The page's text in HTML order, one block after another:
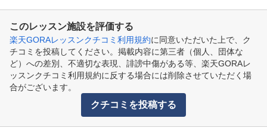
このレッスン施設を評価する
楽天GORAレッスンクチコミ利用規約に同意いただいた上で、ク
チコミを投稿してください。掲載内容に第三者（個人、団体な
ど）への差別、不適切な表現、誹謗中傷がある等、楽天GORAレ
ッスンクチコミ利用規約に反する場合には削除させていただく場
合がございます。
クチコミを投稿する